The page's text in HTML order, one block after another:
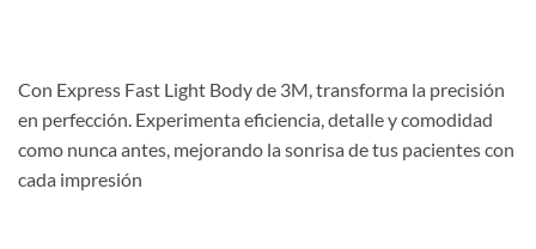
Con Express Fast Light Body de 3M, transforma la precisión
en perfección. Experimenta eficiencia, detalle y comodidad
como nunca antes, mejorando la sonrisa de tus pacientes con
cada impresión